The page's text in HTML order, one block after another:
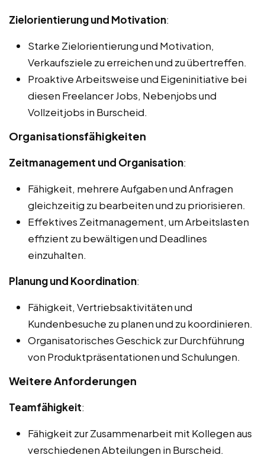
Zielorientierung und Motivation:
Starke Zielorientierung und Motivation,
Verkaufsziele zu erreichen und zu übertreffen.
Proaktive Arbeitsweise und Eigeninitiative bei
diesen Freelancer Jobs, Nebenjobs und
Vollzeitjobs in Burscheid.
Organisationsfähigkeiten
Zeitmanagement und Organisation:
Fähigkeit, mehrere Aufgaben und Anfragen
gleichzeitig zu bearbeiten und zu priorisieren.
Effektives Zeitmanagement, um Arbeitslasten
effizient zu bewältigen und Deadlines
einzuhalten.
Planung und Koordination:
Fähigkeit, Vertriebsaktivitäten und
Kundenbesuche zu planen und zu koordinieren.
Organisatorisches Geschick zur Durchführung
von Produktpräsentationen und Schulungen.
Weitere Anforderungen
Teamfähigkeit:
Fähigkeit zur Zusammenarbeit mit Kollegen aus
verschiedenen Abteilungen in Burscheid.